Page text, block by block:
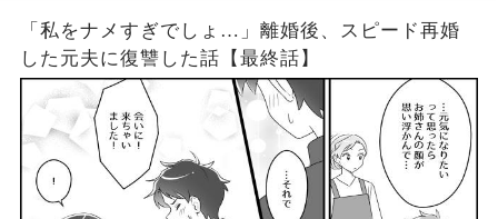
「私をナメすぎでしょ…」離婚後、スピード再婚
した元夫に復讐した話【最終話】